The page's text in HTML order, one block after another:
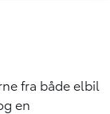
fra både elbil
en